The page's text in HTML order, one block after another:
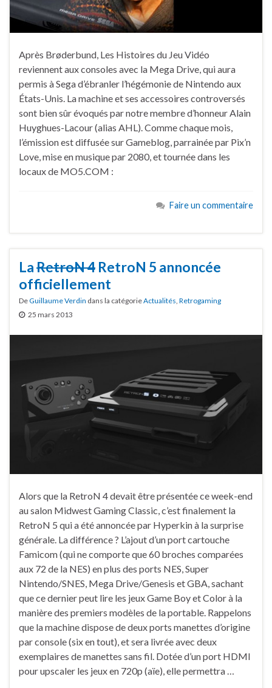
Après Brøderbund, Les Histoires du Jeu Vidéo
reviennent aux consoles avec la Mega Drive, qui aura
permis à Sega d’ébranler l’hégémonie de Nintendo aux
États-Unis. La machine et ses accessoires controversés
sont bien sûr évoqués par notre membre d’honneur Alain
Huyghues-Lacour (alias AHL). Comme chaque mois,
l’émission est diffusée sur Gameblog, parrainée par Pix’n
Love, mise en musique par 2080, et tournée dans les
locaux de MO5.COM :
Faire un commentaire
LaRetroN 4 RetroN 5 annoncée
officiellement
DeGuillaume Verdin dans la catégorieActualités Retrogaming
25 mars 2013
Alors que la RetroN 4 devait être présentée ce week-end
au salon Midwest Gaming Classic, c’est finalement la
RetroN 5 qui a été annoncée par Hyperkin à la surprise
générale. La différence ? L’ajout d’un port cartouche
Famicom (qui ne comporte que 60 broches comparées
aux 72 de la NES) en plus des ports NES, Super
Nintendo/SNES, Mega Drive/Genesis et GBA, sachant
que ce dernier peut lire les jeux Game Boy et Color à la
manière des premiers modèles de la portable. Rappelons
que la machine dispose de deux ports manettes d’origine
par console (six en tout), et sera livrée avec deux
exemplaires de manettes sans fil. Dotée d’un port HDMI
pour upscaler les jeux en 720p (aïe), elle permettra …